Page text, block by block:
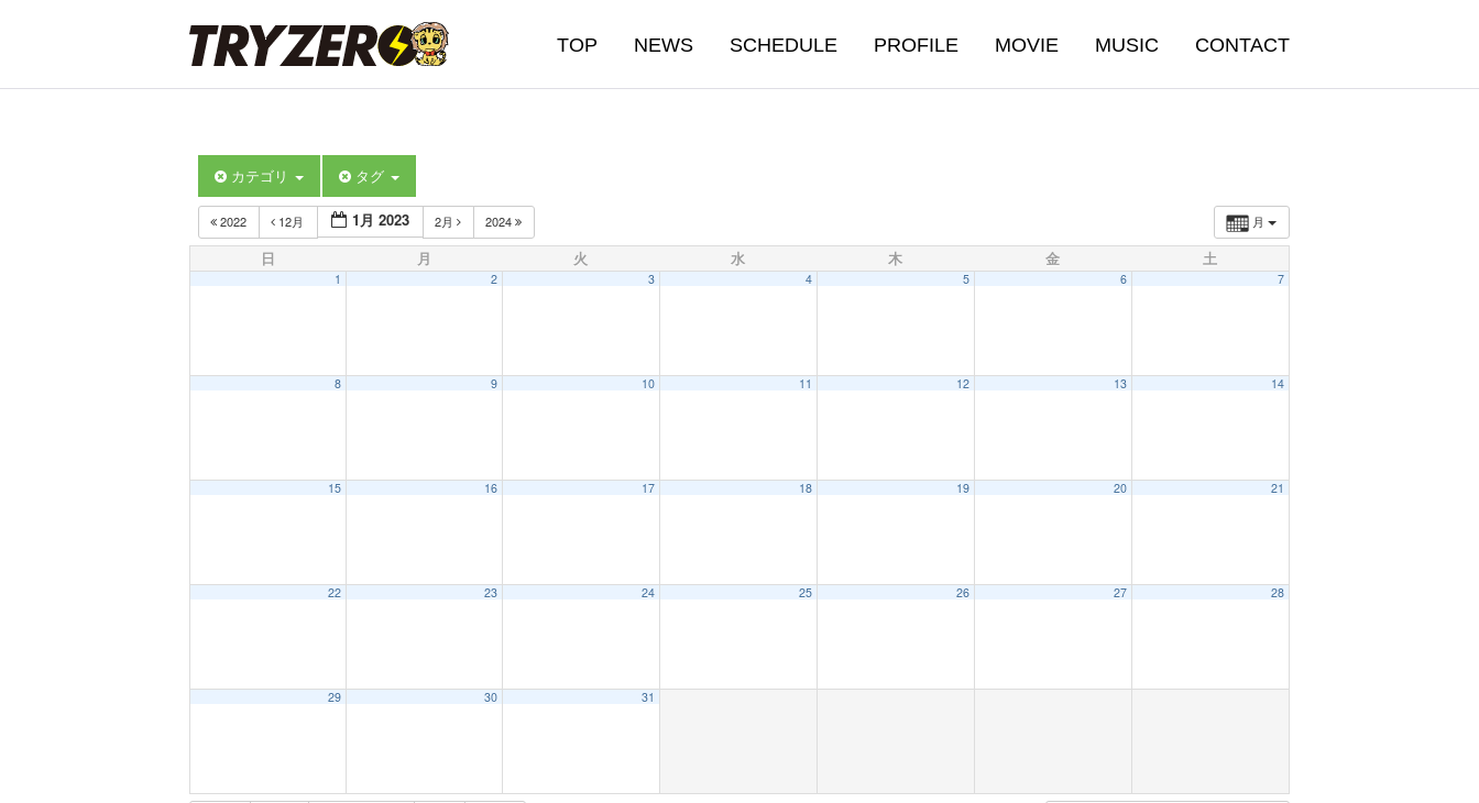
TOP NEWS SCHEDULE PROFILE MOVIE MUSIC CONTACT
カテゴリ タグ
月
2022 12月 1月 2023 2月 2024
日 月 火 水 木 金 土
1 2 3 4 5 6 7
8 9 10 11 12 13 14
15 16 17 18 19 20 21
22 23 24 25 26 27 28
29 30 31